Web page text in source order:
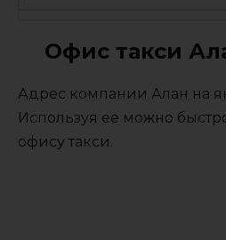
Офис такси
Адрес компании Алан на
Используя ее можно
офису такси.